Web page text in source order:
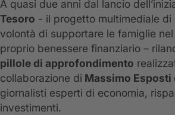
A quasi due anni dal lancio
Tesoro - il progetto multimediale di
volontà di supportare le famiglie
proprio benessere finanziario –
pillole di approfondimento
collaborazione di Massimo Esposti
giornalisti esperti di economia,
investimenti.